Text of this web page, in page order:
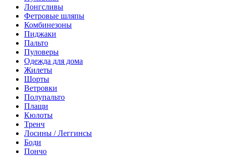
Лонгсливы
Фетровые шляпы
Комбинезоны
Пиджаки
Пальто
Пуловеры
Одежда для дома
Жилеты
Шорты
Ветровки
Полупальто
Плащи
Кюлоты
Тренч
Лосины / Леггинсы
Боди
Пончо